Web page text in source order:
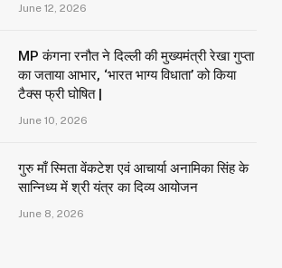
June 12, 2026
MP कंगना रनौत ने दिल्ली की मुख्यमंत्री रेखा गुप्ता
का जताया आभार, ‘भारत भाग्य विधाता’ को किया
टैक्स फ्री घोषित |
June 10, 2026
गुरु माँ स्मिता वेंकटेश एवं आचार्या अनामिका सिंह के
सान्निध्य में श्री यंत्र का दिव्य आयोजन
June 8, 2026